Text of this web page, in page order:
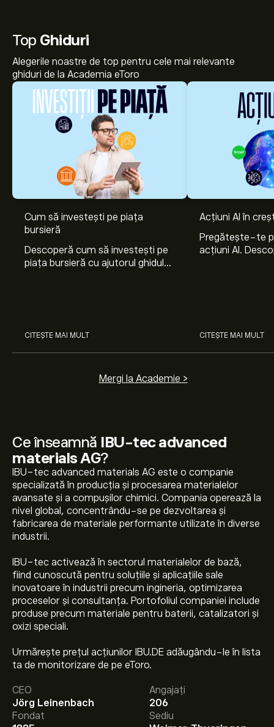
Ce înseamnă IBU-tec advanced
materials AG?
IBU-tec advanced materials AG este o companie
specializată în producția și procesarea materialelor
avansate și a compușilor chimici. Compania operează la
nivel global, concentrându-se pe dezvoltarea și
fabricarea de materiale performante utilizate în diverse
industrii.
IBU-tec activează în sectorul materialelor de bază,
fiind cunoscută pentru soluțiile și aplicațiile sale
inovatoare în industrii precum ingineria, optimizarea
proceselor și consultanța. Portofoliul companiei include
produse precum materiale pentru baterii, catalizatori și
oxizi speciali.
Urmărește prețul acțiunilor IBU.DE adăugându-le în lista
ta de monitorizare de pe eToro.
CEO
Jörg Leinenbach
Angajați
206
Fondat
Sediu
Top Ghiduri
Alegerile noastre de top pentru cele mai relevante
ghiduri de la Academia eToro
Cum să investești pe piața
bursieră
Descoperă cum să investești pe
piața bursieră cu ajutorul ghidului
CITEȘTE MAI MULT
Acțiuni AI în
Pregătește-te
acțiuni AI.
CITEȘTE MAI MULT
Mergi la Academie >
Prețul actual al acțiunilor IBU.DE este 15.00‎€‎.
Prețul țintă mediu pentru acțiunile IBU-tec advanced